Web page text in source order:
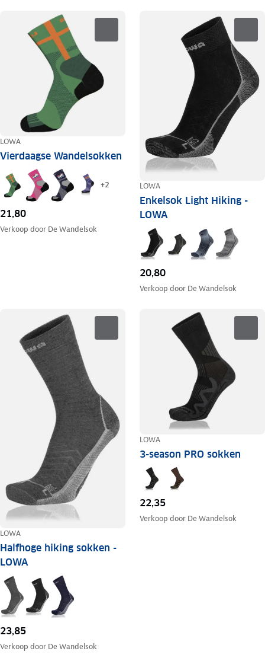
LOWA
Vierdaagse Wandelsokken
+2
21,80
Verkoop door De Wandelsok
LOWA
Enkelsok Light Hiking -
LOWA
20,80
Verkoop door De Wandelsok
LOWA
Halfhoge hiking sokken -
LOWA
23,85
Verkoop door De Wandelsok
LOWA
3-season PRO sokken
22,35
Verkoop door De Wandelsok